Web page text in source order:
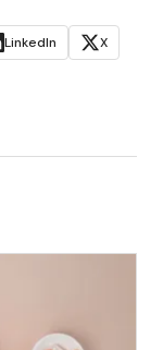
LinkedIn
X